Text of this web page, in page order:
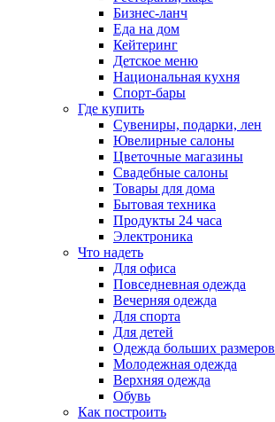
Бизнес-ланч
Еда на дом
Кейтеринг
Детское меню
Национальная кухня
Спорт-бары
Где купить
Сувениры, подарки, лен
Ювелирные салоны
Цветочные магазины
Свадебные салоны
Товары для дома
Бытовая техника
Продукты 24 часа
Электроника
Что надеть
Для офиса
Повседневная одежда
Вечерняя одежда
Для спорта
Для детей
Одежда больших размеров
Молодежная одежда
Верхняя одежда
Обувь
Как построить